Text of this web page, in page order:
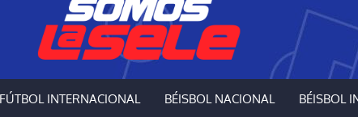
FÚTBOL INTERNACIONAL BÉISBOL NACIONAL BÉISBOL